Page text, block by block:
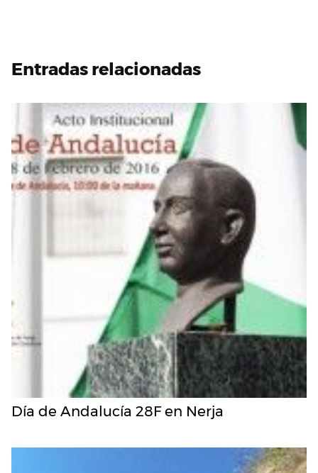
Entradas relacionadas
Día de Andalucía 28F en Nerja